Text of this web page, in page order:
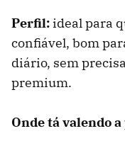
Perfil: ideal para
confiável, bom
diário, sem
premium.
Onde tá valendo a